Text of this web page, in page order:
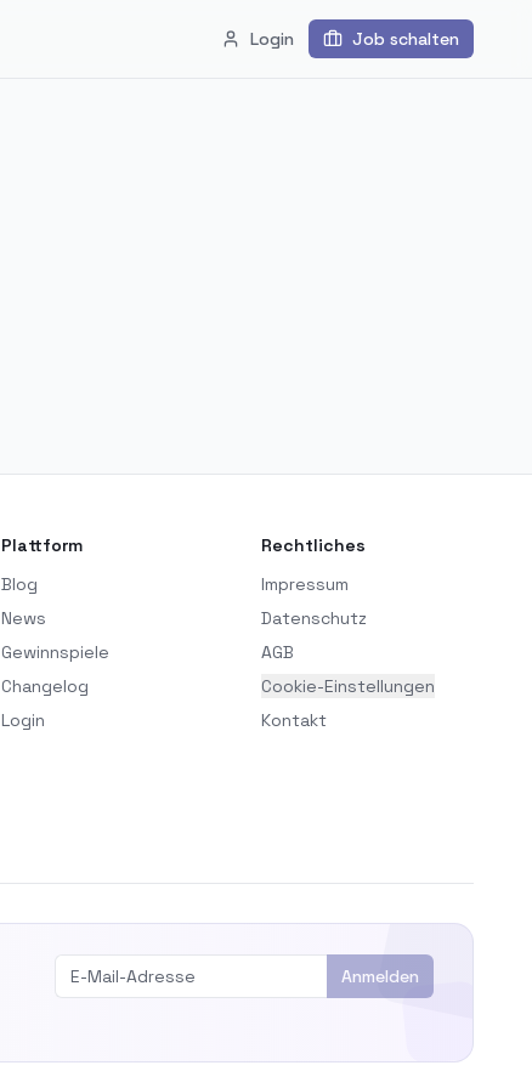
Login Job schalten
Plattform
Blog
News
Gewinnspiele
Changelog
Login
Rechtliches
Impressum
Datenschutz
AGB
Cookie-Einstellungen
Kontakt
Anmelden